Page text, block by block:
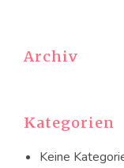
Archiv
Kategorien
Keine